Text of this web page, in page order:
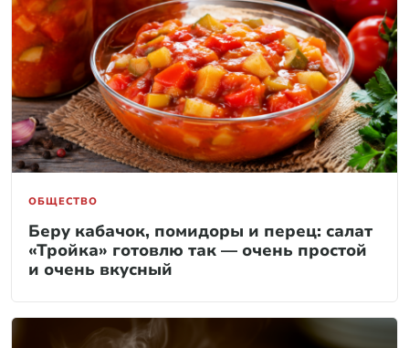
ОБЩЕСТВО
Беру кабачок, помидоры и перец: салат
«Тройка» готовлю так — очень простой
и очень вкусный